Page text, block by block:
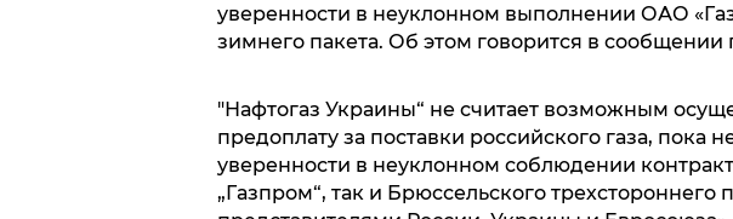
уверенности в неуклонном выполнении ОАО
зимнего пакета. Об этом говорится в
"Нафтогаз Украины“ не считает возможным
предоплату за поставки российского газа, пока
уверенности в неуклонном соблюдении
„Газпром“, так и Брюссельского трехстороннего